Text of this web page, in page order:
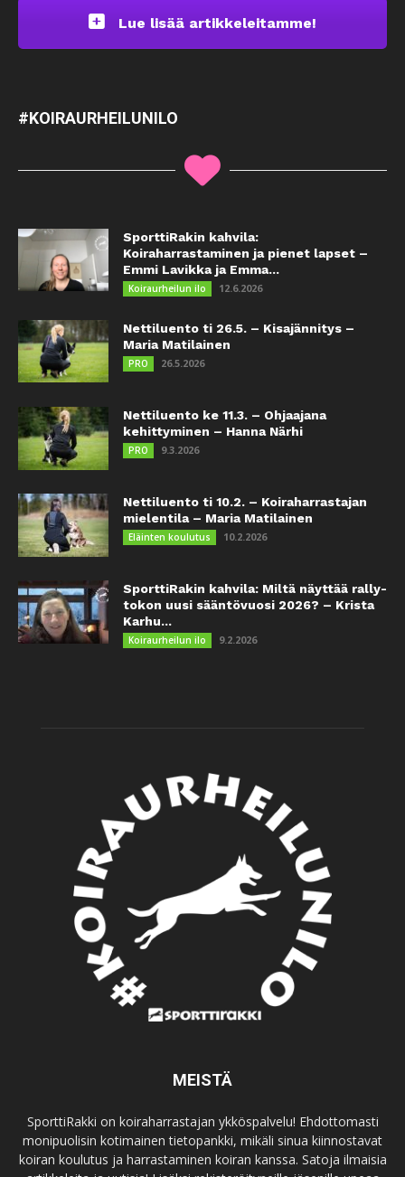
Lue lisää artikkeleitamme!
#KOIRAURHEILUNILO
SporttiRakin kahvila:
Koiraharrastaminen ja pienet lapset –
Emmi Lavikka ja Emma...
Koiraurheilun ilo 12.6.2026
Nettiluento ti 26.5. – Kisajännitys –
Maria Matilainen
PRO 26.5.2026
Nettiluento ke 11.3. – Ohjaajana
kehittyminen – Hanna Närhi
PRO 9.3.2026
Nettiluento ti 10.2. – Koiraharrastajan
mielentila – Maria Matilainen
Eläinten koulutus 10.2.2026
SporttiRakin kahvila: Miltä näyttää rally-
tokon uusi sääntövuosi 2026? – Krista
Karhu...
Koiraurheilun ilo 9.2.2026
MEISTÄ
SporttiRakki on koiraharrastajan ykköspalvelu! Ehdottomasti
monipuolisin kotimainen tietopankki, mikäli sinua kiinnostavat
koiran koulutus ja harrastaminen koiran kanssa. Satoja ilmaisia